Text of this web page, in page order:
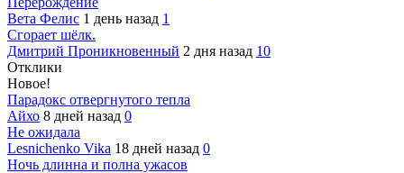
Вета Фелис 1 день назад 1
Сгорает шёлк.
Дмитрий Проникновенный 2 дня назад 10
Отклики
Новое!
Парадокс отвергнутого тепла
Айхо 8 дней назад 0
Не ожидала
Lesnichenko Vika 18 дней назад 0
Ночь длинна и полна ужасов